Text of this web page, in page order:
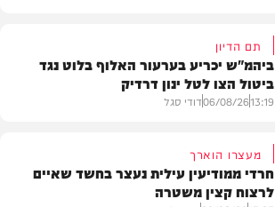
תם הדיון
ביהמ"ש יכריע בערעור האלוף בלוט נגד
ביטול הצו לטל ינון דרדיק
13:19
06/08/26דודי סגל
מעצרו הוארך
חרדי ממודיעין עילית נעצר בחשד שאיים
לרצוח קצין משטרה